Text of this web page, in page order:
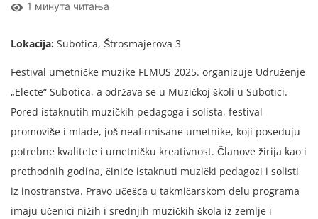
1 минута читања
Lokacija: Subotica, Štrosmajerova 3
Festival umetničke muzike FEMUS 2025. organizuje Udruženje
„Electe“ Subotica, a održava se u Muzičkoj školi u Subotici.
Pored istaknutih muzičkih pedagoga i solista, festival
promoviše i mlade, još neafirmisane umetnike, koji poseduju
potrebne kvalitete i umetničku kreativnost. Članove žirija kao i
prethodnih godina, činiće istaknuti muzički pedagozi i solisti
iz inostranstva. Pravo učešća u takmičarskom delu programa
imaju učenici nižih i srednjih muzičkih škola iz zemlje i